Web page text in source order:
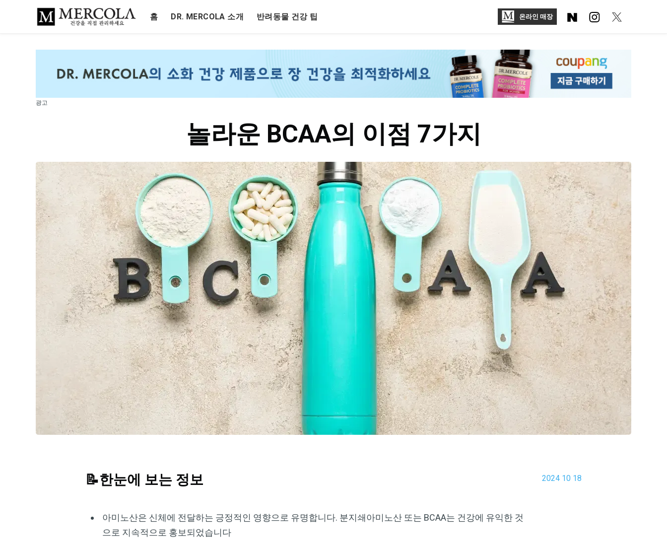
홈 DR. MERCOLA 소개 반려동물 건강 팁 온라인 매장
광고
놀라운 BCAA의 이점 7가지
2024 10 18
📝한눈에 보는 정보
아미노산은 신체에 전달하는 긍정적인 영향으로 유명합니다. 분지쇄아미노산 또는 BCAA는 건강에 유익한 것
으로 지속적으로 홍보되었습니다